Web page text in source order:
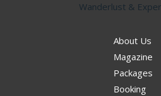
Wanderlust &
About Us
Magazine
Packages
Booking